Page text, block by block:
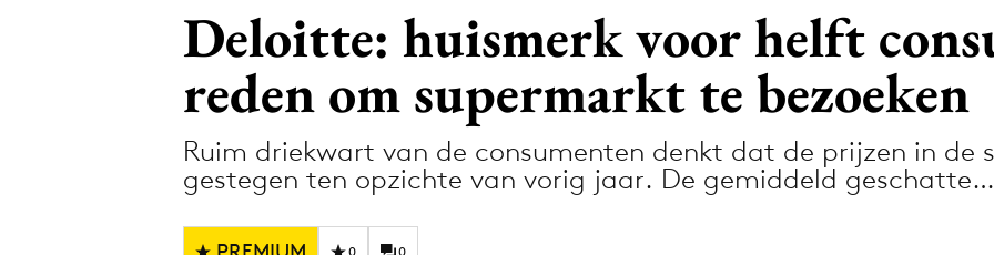
Design
Digital transformation
Diversiteit
Media
Merkstrategie
Deloitte: huismerk voor helft
reden om supermarkt te bezoeken
Ruim driekwart van de consumenten denkt dat de prijzen in de
gestegen ten opzichte van vorig jaar. De gemiddeld geschatte…
0 0